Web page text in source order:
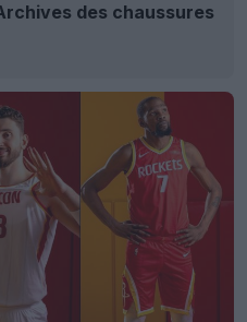
des chaussures